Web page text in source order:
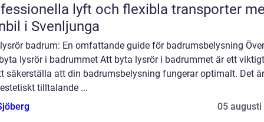
lyft och flexibla transporter
i Svenljunga
badrum: En omfattande guide för badrumsbelysning
lysrör i badrummet Att byta lysrör i badrummet är ett
säkerställa att din badrumsbelysning fungerar optimalt. Det
tilltalande ...
05 augusti